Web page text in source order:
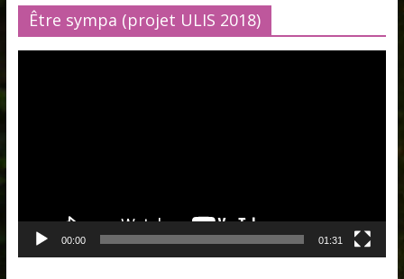
Être sympa (projet ULIS 2018)
00:00 01:31